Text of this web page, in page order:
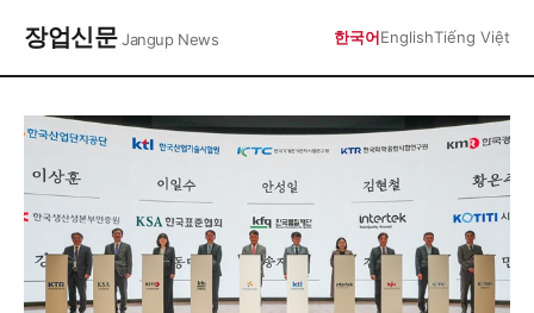
장업신문Jangup News 한국어EnglishTiếng Việt